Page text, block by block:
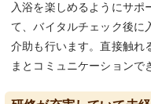
入浴を楽しめるようにサポ
て、バイタルチェック後に
介助も行います。直接触れ
まとコミュニケーションで